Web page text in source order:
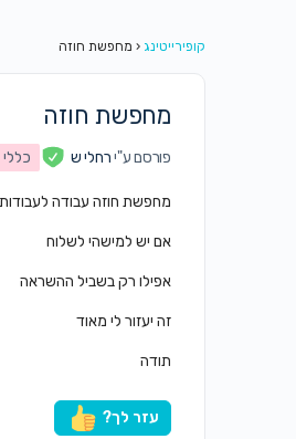
קופירייטינג ‹ מחפשת חוזה
מחפשת חוזה
פורסם ע"ירחלי ש כללי
מחפשת חוזה עבודה
אם יש למישהי לשלוח
אפילו רק בשביל ההשראה
זה יעזור לי מאוד
תודה
עזר לך?